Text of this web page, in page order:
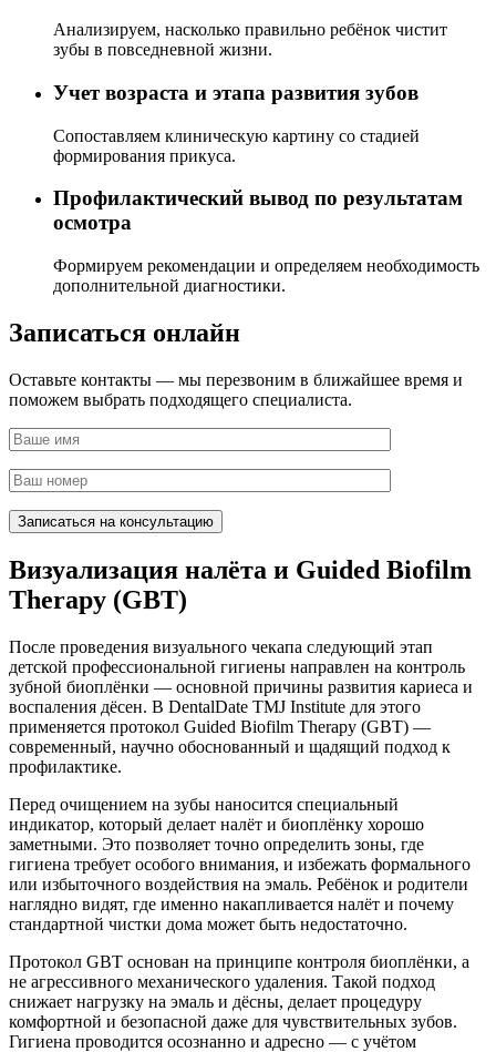
Анализируем, насколько правильно ребёнок чистит
зубы в повседневной жизни.
Учет возраста и этапа развития зубов
Сопоставляем клиническую картину со стадией
формирования прикуса.
Профилактический вывод по результатам
осмотра
Формируем рекомендации и определяем необходимость
дополнительной диагностики.
Записаться онлайн
Оставьте контакты — мы перезвоним в ближайшее время и
поможем выбрать подходящего специалиста.
Визуализация налёта и Guided Biofilm
Therapy (GBT)
После проведения визуального чекапа следующий этап
детской профессиональной гигиены направлен на контроль
зубной биоплёнки — основной причины развития кариеса и
воспаления дёсен. В DentalDate TMJ Institute для этого
применяется протокол Guided Biofilm Therapy (GBT) —
современный, научно обоснованный и щадящий подход к
профилактике.
Перед очищением на зубы наносится специальный
индикатор, который делает налёт и биоплёнку хорошо
заметными. Это позволяет точно определить зоны, где
гигиена требует особого внимания, и избежать формального
или избыточного воздействия на эмаль. Ребёнок и родители
наглядно видят, где именно накапливается налёт и почему
стандартной чистки дома может быть недостаточно.
Протокол GBT основан на принципе контроля биоплёнки, а
не агрессивного механического удаления. Такой подход
снижает нагрузку на эмаль и дёсны, делает процедуру
комфортной и безопасной даже для чувствительных зубов.
Гигиена проводится осознанно и адресно — с учётом